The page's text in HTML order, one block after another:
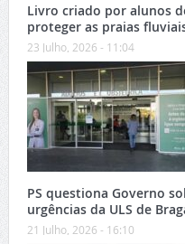
Livro criado por alunos
proteger as praias
23 Julho, 2026 - 11:04
PS questiona Governo
urgências da ULS de
21 Julho, 2026 - 16:10